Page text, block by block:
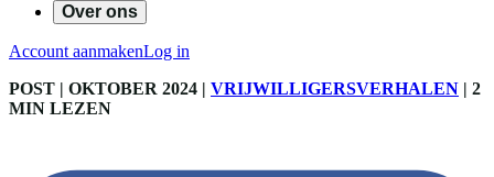
Over ons
Account aanmakenLog in
POST | OKTOBER 2024 | VRIJWILLIGERSVERHALEN | 2
MIN LEZEN